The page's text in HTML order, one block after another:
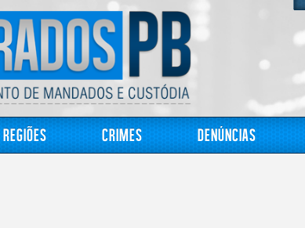
Regiões Crimes Denúncias